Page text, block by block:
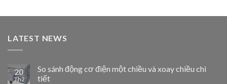
sao
LATEST NEWS
20
Th2
So sánh động cơ điện một chiều và xoay chiều chi
tiết